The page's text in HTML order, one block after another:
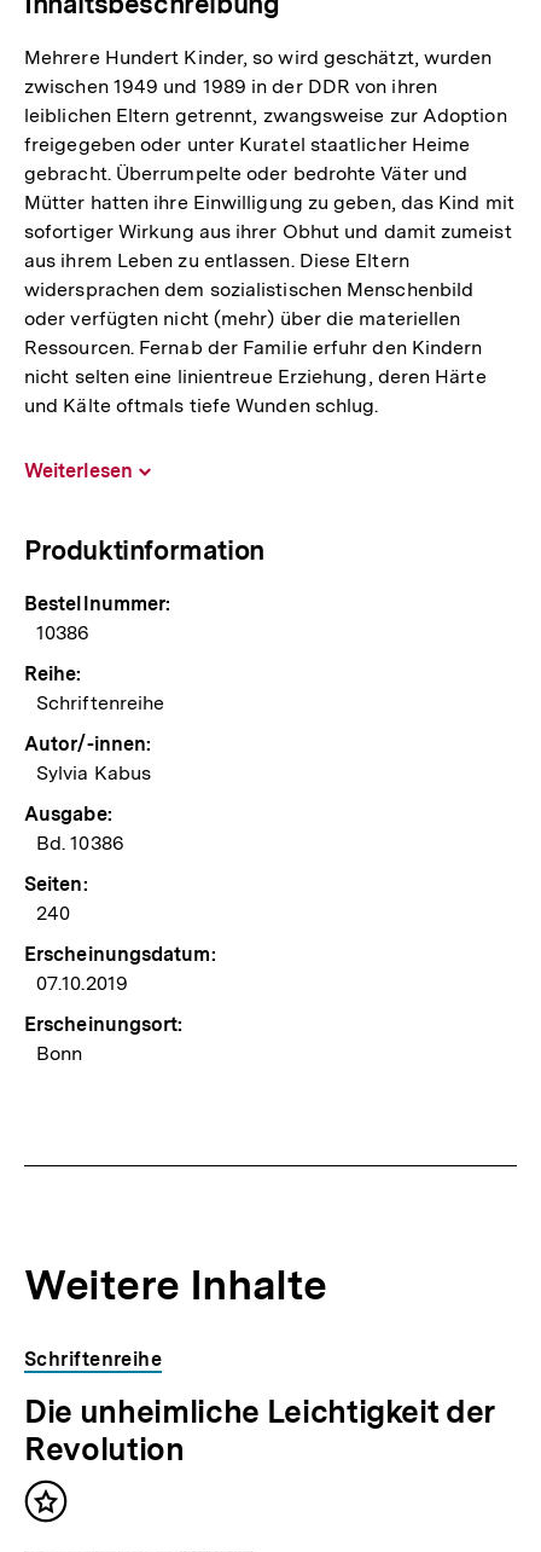
Mehrere Hundert Kinder, so wird geschätzt, wurden
zwischen 1949 und 1989 in der DDR von ihren
leiblichen Eltern getrennt, zwangsweise zur Adoption
freigegeben oder unter Kuratel staatlicher Heime
gebracht. Überrumpelte oder bedrohte Väter und
Mütter hatten ihre Einwilligung zu geben, das Kind mit
sofortiger Wirkung aus ihrer Obhut und damit zumeist
aus ihrem Leben zu entlassen. Diese Eltern
widersprachen dem sozialistischen Menschenbild
oder verfügten nicht (mehr) über die materiellen
Ressourcen. Fernab der Familie erfuhr den Kindern
nicht selten eine linientreue Erziehung, deren Härte
und Kälte oftmals tiefe Wunden schlug.
Weiterlesen
Produktinformation
Bestellnummer:
10386
Reihe:
Schriftenreihe
Autor/-innen:
Sylvia Kabus
Ausgabe:
Bd. 10386
Seiten:
240
Erscheinungsdatum:
07.10.2019
Erscheinungsort:
Bonn
Weitere Inhalte
Inhaltskarousell
für
weitere
Inhalte
Inhaltskarussell
überspringen
Schriftenreihe
Die unheimliche Leichtigkeit der
Revolution
Inhalt